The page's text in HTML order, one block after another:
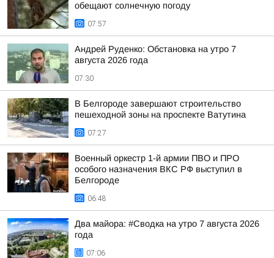
обещают солнечную погоду
07:57
Андрей Руденко: Обстановка на утро 7
августа 2026 года
07:30
В Белгороде завершают строительство
пешеходной зоны на проспекте Ватутина
07:27
Военный оркестр 1-й армии ПВО и ПРО
особого назначения ВКС РФ выступил в
Белгороде
06:48
Два майора: #Сводка на утро 7 августа 2026
года
07:06